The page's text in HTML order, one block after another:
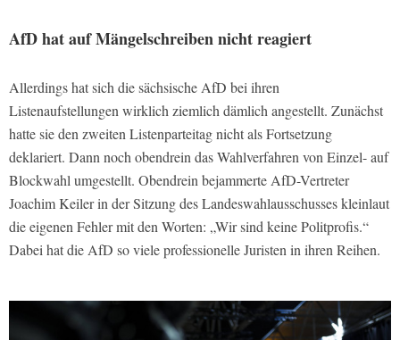
AfD hat auf Mängelschreiben nicht reagiert
Allerdings hat sich die sächsische AfD bei ihren
Listenaufstellungen wirklich ziemlich dämlich angestellt. Zunächst
hatte sie den zweiten Listenparteitag nicht als Fortsetzung
deklariert. Dann noch obendrein das Wahlverfahren von Einzel- auf
Blockwahl umgestellt. Obendrein bejammerte AfD-Vertreter
Joachim Keiler in der Sitzung des Landeswahlausschusses kleinlaut
die eigenen Fehler mit den Worten: „Wir sind keine Politprofis.“
Dabei hat die AfD so viele professionelle Juristen in ihren Reihen.